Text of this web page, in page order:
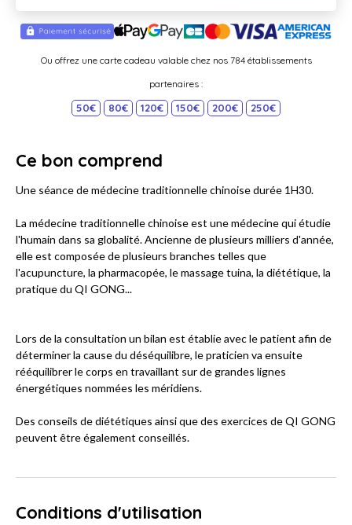
Ou offrez une carte cadeau valable chez nos 784 établissements
partenaires :
50€ 80€ 120€ 150€ 200€ 250€
Ce bon comprend
Une séance de médecine traditionnelle chinoise durée 1H30.
La médecine traditionnelle chinoise est une médecine qui étudie
l'humain dans sa globalité. Ancienne de plusieurs milliers d'année,
elle est composée de plusieurs branches telles que
l'acupuncture, la pharmacopée, le massage tuina, la diététique, la
pratique du QI GONG...
Lors de la consultation un bilan est établie avec le patient afin de
déterminer la cause du déséquilibre, le praticien va ensuite
rééquilibrer le corps en travaillant sur de grandes lignes
énergétiques nommées les méridiens.
Des conseils de diététiques ainsi que des exercices de QI GONG
peuvent être également conseillés.
Conditions d'utilisation